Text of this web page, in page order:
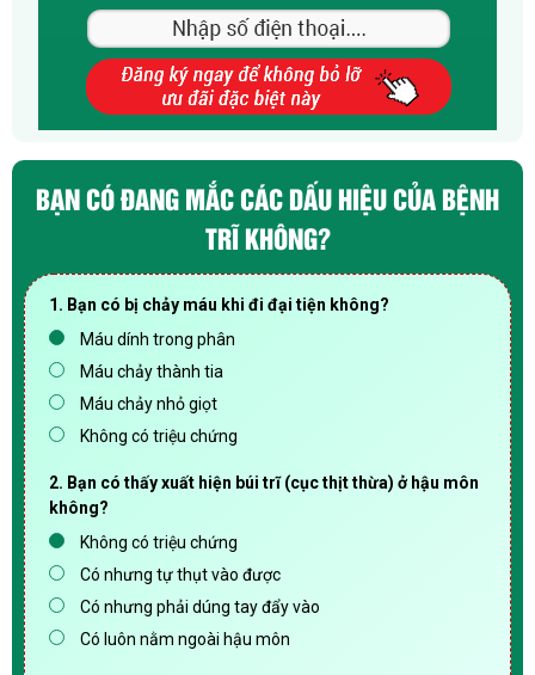
BẠN CÓ ĐANG MẮC CÁC DẤU HIỆU CỦA BỆNH
TRĨ KHÔNG?
1. Bạn có bị chảy máu khi đi đại tiện không?
Máu dính trong phân
Máu chảy thành tia
Máu chảy nhỏ giọt
Không có triệu chứng
2. Bạn có thấy xuất hiện búi trĩ (cục thịt thừa) ở hậu môn
không?
Không có triệu chứng
Có nhưng tự thụt vào được
Có nhưng phải dúng tay đẩy vào
Có luôn nằm ngoài hậu môn